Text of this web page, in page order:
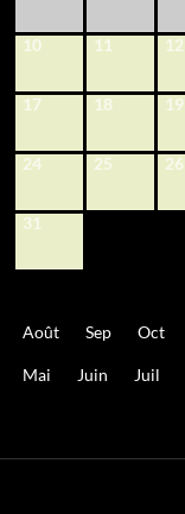
10 11 12
17 18 19
24 25 26
31
Août Sep Oct
Mai Juin Juil